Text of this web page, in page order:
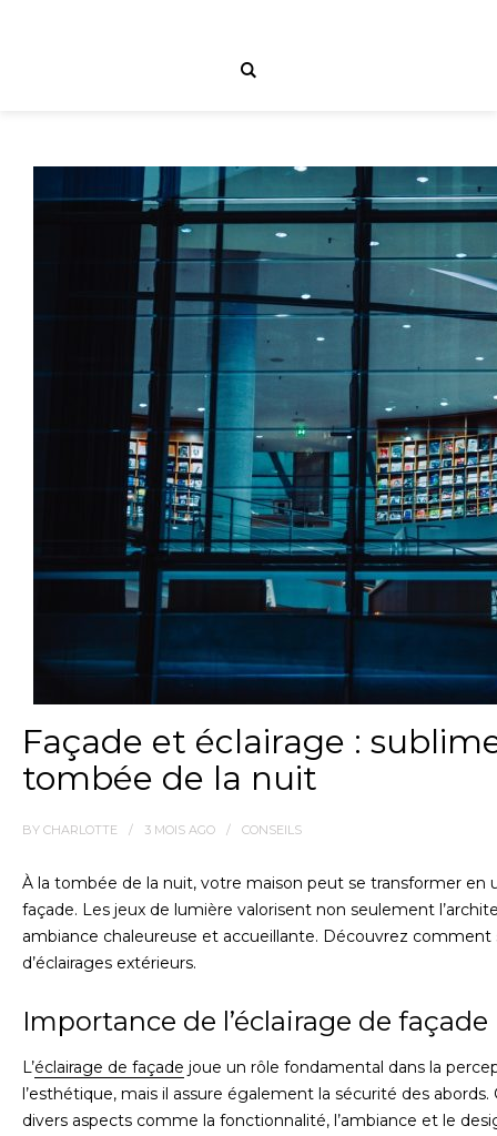
Façade et éclairage :
tombée de la nuit
BY CHARLOTTE 3 MOIS AGO CONSEILS
À la tombée de la nuit, votre maison peut se transformer en
façade. Les jeux de lumière valorisent non seulement
ambiance chaleureuse et accueillante. Découvrez
d’éclairages extérieurs.
Importance de l’éclairage de façade
L’éclairage de façade joue un rôle fondamental dans la
l’esthétique, mais il assure également la sécurité des
divers aspects comme la fonctionnalité, l’ambiance et le